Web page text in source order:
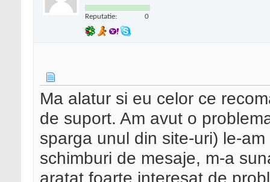
Reputatie: 0
Ma alatur si eu celor ce
de suport. Am avut o
sparga unul din site-uri) le-
schimburi de mesaje, m-a
aratat foarte interesat de